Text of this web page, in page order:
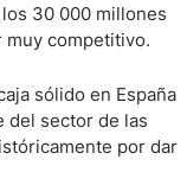
30 000 millones
muy competitivo.
sólido en España
del sector de las
por dar